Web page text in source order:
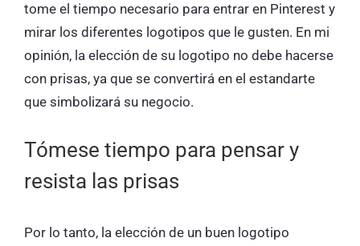
tome el tiempo necesario para entrar en Pinterest y
mirar los diferentes logotipos que le gusten. En mi
opinión, la elección de su logotipo no debe hacerse
con prisas, ya que se convertirá en el estandarte
que simbolizará su negocio.
Tómese tiempo para pensar y
resista las prisas
Por lo tanto, la elección de un buen logotipo